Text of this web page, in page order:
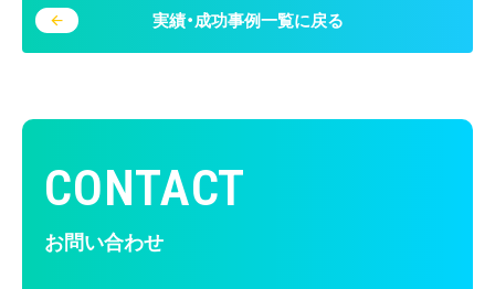
実績・成功事例一覧に戻る
CONTACT
お問い合わせ